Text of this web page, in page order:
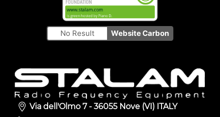
No Result Website Carbon
Via dell'Olmo 7 - 36055 Nove (VI) ITALY